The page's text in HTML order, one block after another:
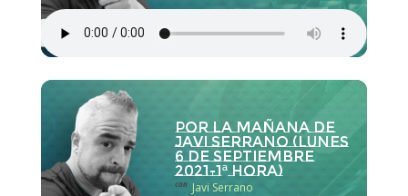
Por la Mañana de
Javi Serrano (lunes
6 de septiembre
2021-1ª hora)
con Javi Serrano